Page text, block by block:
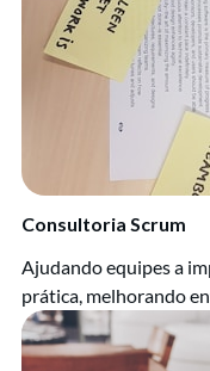
Consultoria Scrum
Ajudando equipes a
prática, melhorando